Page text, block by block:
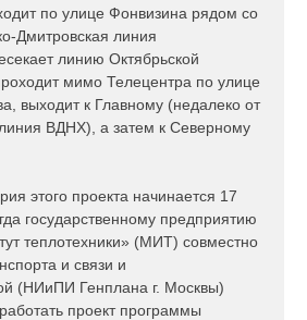
по улице Фонвизина рядом со
Дмитровская линия
линию Октябрьской
мимо Телецентра по улице
выходит к Главному (недалеко от
ВДНХ), а затем к Северному
этого проекта начинается 17
государственному предприятию
теплотехники» (МИТ) совместно
и связи и
(НИиПИ Генплана г. Москвы)
проект программы